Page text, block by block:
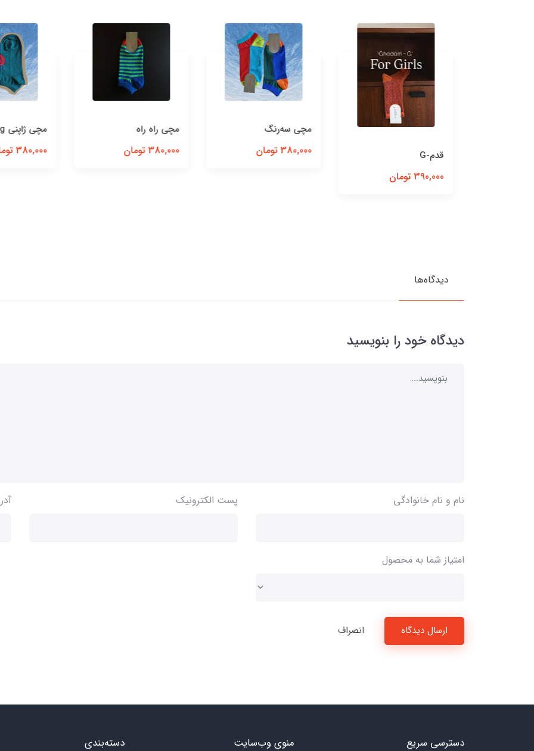
قدم-G
390,000 تومان
مچی‌ سه‌رنگ
380,000 تومان
مچی راه راه
380,000 تومان
مچی‌ ژاپنی‌ Healing
380,000 تومان
دیدگاه‌ها
دیدگاه خود را بنویسید
نام و نام خانوادگی پست الکترونیک
امتیاز شما به محصول
ارسال دیدگاه انصراف
دسترسی سریع منوی وب‌سایت دسته‌بندی